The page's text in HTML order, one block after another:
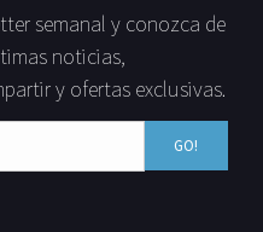
semanal y conozca de
noticias,
y ofertas exclusivas.
GO!